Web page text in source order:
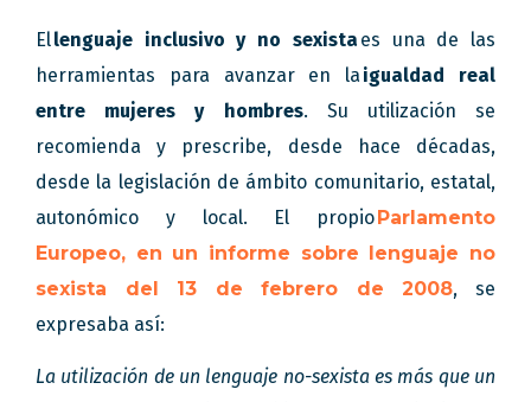
Ellenguaje inclusivo y no sexista es una de las
herramientas para avanzar en la igualdad real
entre mujeres y hombres. Su utilización se
recomienda y prescribe, desde hace décadas,
desde la legislación de ámbito comunitario, estatal,
autonómico y local. El propioParlamento
Europeo, en un informe sobre lenguaje no
sexista del 13 de febrero de 2008, se
expresaba así:
La utilización de un lenguaje no-sexista es más que un